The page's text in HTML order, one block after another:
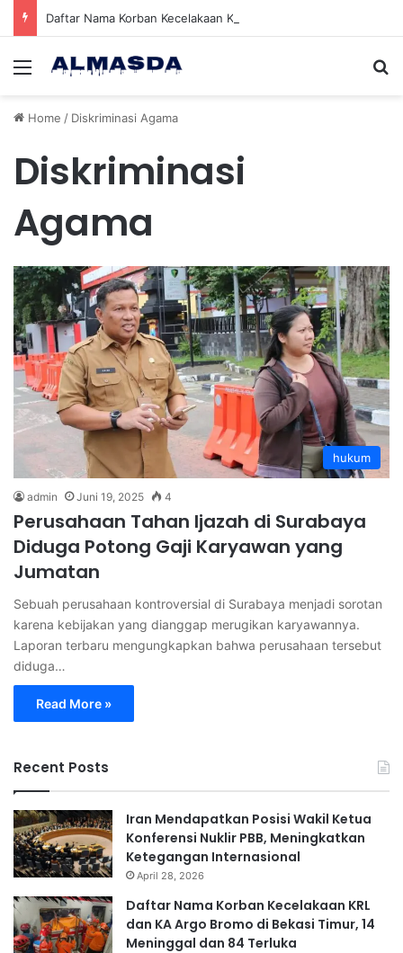
Menu
Home / Diskriminasi Agama
Diskriminasi
Agama
hukum
admin Juni 19, 2025 4
Perusahaan Tahan Ijazah di Surabaya
Diduga Potong Gaji Karyawan yang
Jumatan
Sebuah perusahaan kontroversial di Surabaya menjadi sorotan
karena kebijakan yang dianggap merugikan karyawannya.
Laporan terbaru mengungkapkan bahwa perusahaan tersebut
diduga…
Read More »
Recent Posts
Iran Mendapatkan Posisi Wakil Ketua
Konferensi Nuklir PBB, Meningkatkan
Ketegangan Internasional
April 28, 2026
Daftar Nama Korban Kecelakaan KRL
dan KA Argo Bromo di Bekasi Timur, 14
Meninggal dan 84 Terluka